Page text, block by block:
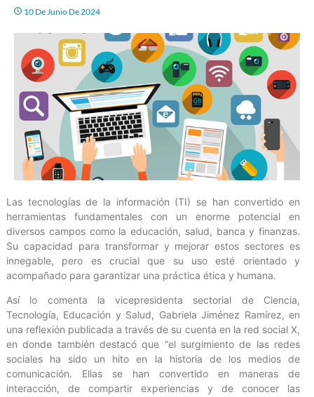
10 De Junio De 2024
Las tecnologías de la información (TI) se han convertido en
herramientas fundamentales con un enorme potencial en
diversos campos como la educación, salud, banca y finanzas.
Su capacidad para transformar y mejorar estos sectores es
innegable, pero es crucial que su uso esté orientado y
acompañado para garantizar una práctica ética y humana.
Así lo comenta la vicepresidenta sectorial de Ciencia,
Tecnología, Educación y Salud, Gabriela Jiménez Ramírez, en
una reflexión publicada a través de su cuenta en la red social X,
en donde también destacó que “el surgimiento de las redes
sociales ha sido un hito en la historia de los medios de
comunicación. Ellas se han convertido en maneras de
interacción, de compartir experiencias y de conocer las